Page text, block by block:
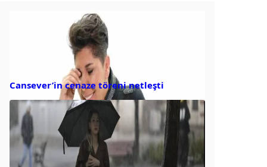
Cansever’in cenaze töreni netleşti